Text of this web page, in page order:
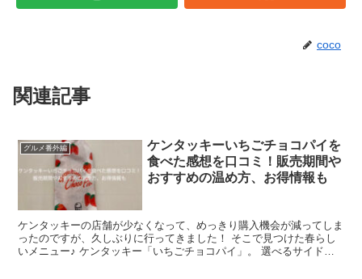
coco
関連記事
グルメ番外編
ケンタッキーいちごチョコパイを
食べた感想を口コミ！販売期間や
おすすめの温め方、お得情報も
ケンタッキーの店舗が少なくなって、めっきり購入機会が減ってしま
ったのですが、久しぶりに行ってきました！ そこで見つけた春らし
いメニュー♪ ケンタッキー「いちごチョコパイ」。 選べるサイドで